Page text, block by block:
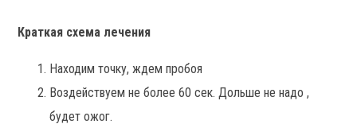
Краткая схема лечения
Находим точку, ждем пробоя
Воздействуем не более 60 сек. Дольше не надо ,
будет ожог.